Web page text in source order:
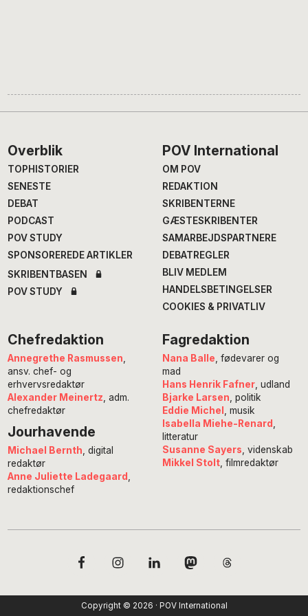
Footer
Overblik
TOPHISTORIER
SENESTE
DEBAT
PODCAST
POV STUDY
SPONSOREREDE ARTIKLER
SKRIBENTBASEN
POV STUDY
POV International
OM POV
REDAKTION
SKRIBENTERNE
GÆSTESKRIBENTER
SAMARBEJDSPARTNERE
DEBATREGLER
BLIV MEDLEM
HANDELSBETINGELSER
COOKIES & PRIVATLIV
Chefredaktion
Annegrethe Rasmussen,
ansv. chef- og
erhvervsredaktør
Alexander Meinertz, adm.
chefredaktør
Jourhavende
Michael Bernth , digital
redaktør
Anne Juliette Ladegaard
redaktionschef
Fagredaktion
Nana Balle, fødevarer og
mad
Hans Henrik Fafner, udland
Bjarke Larsen, politik
Eddie Michel , musik
Isabella Miehe-Renard ,
litteratur
Susanne Sayers, videnskab
Mikkel Stolt, filmredaktør
Copyright © 2026 · POV International